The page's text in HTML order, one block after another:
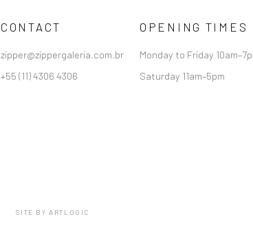
CONTACT
zipper@zippergaleria.com.br
+55 (11) 4306 4306
OPENING TIMES
Monday to Friday
Saturday 11am–5pm
SITE BY ARTLOGIC